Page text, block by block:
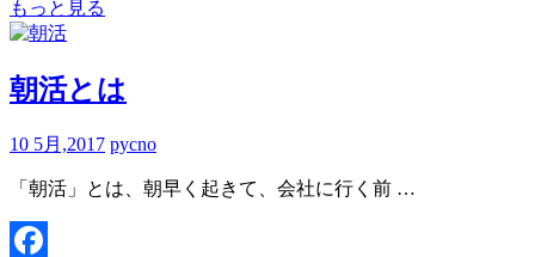
共
もっと見る
朝活とは
10 5月,2017 pycno
「朝活」とは、朝早く起きて、会社に行く前 …